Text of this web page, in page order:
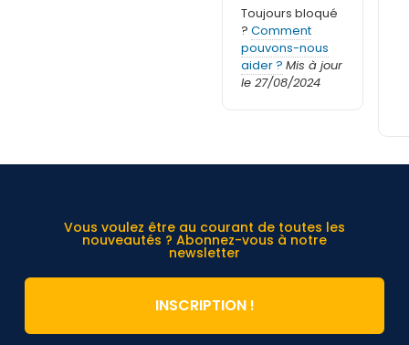
Toujours bloqué
? Comment
pouvons-nous
aider ? Mis à jour
le 27/08/2024
Vous voulez être au courant de toutes les
nouveautés ? Abonnez-vous à notre
newsletter
INSCRIPTION !